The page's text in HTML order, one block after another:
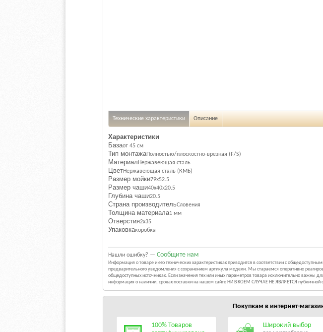
Технические характеристики Описание
Характеристики
Базаот 45 см
Тип монтажаПолностью/плоскостно-врезная (F/S)
Материал Нержавеющая сталь
ЦветНержавеющая сталь (КМБ)
Размер мойки79x52.5
Размер чаши40x40x20.5
Глубина чаши20.5
Страна производительСловения
Толщина материала1 мм
Отверстия2х35
Упаковкакоробка
Нашли ошибку? — Сообщите нам
Информация о товаре и его технических характеристиках приводится в соответствии с
предварительного уведомления с сохранением артикула модели. Мы стараемся оперативно
общедоступных источниках. Если значения тех или иных параметров товара исключительно
информация о наличии, сроках поставки на нашем сайте НИ В КОЕМ СЛУЧАЕ НЕ ЯВЛЯЕТСЯ публичной
Покупкам в интернет-
100% Товаров
Широкий выбор